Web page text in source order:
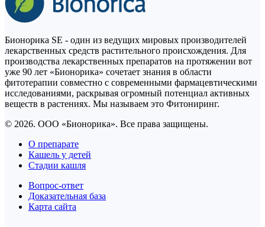
Бионорика SE - один из ведущих мировых производителей
лекарственных средств растительного происхождения. Для
производства лекарственных препаратов на протяжении вот
уже 90 лет «Бионорика» сочетает знания в области
фитотерапии совместно с современными фармацевтическими
исследованиями, раскрывая огромный потенциал активных
веществ в растениях. Мы называем это Фитониринг.
© 2026. ООО «Бионорика». Все права защищены.
О препарате
Кашель у детей
Стадии кашля
Вопрос-ответ
Доказательная база
Карта сайта